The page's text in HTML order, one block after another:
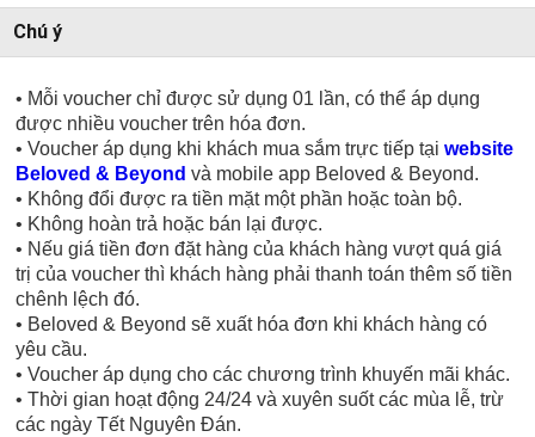
Chú ý
• Mỗi voucher chỉ được sử dụng 01 lần, có thể áp dụng
được nhiều voucher trên hóa đơn.
• Voucher áp dụng khi khách mua sắm trực tiếp tạiwebsite
Beloved & Beyond và mobile app Beloved & Beyond.
• Không đổi được ra tiền mặt một phần hoặc toàn bộ.
• Không hoàn trả hoặc bán lại được.
• Nếu giá tiền đơn đặt hàng của khách hàng vượt quá giá
trị của voucher thì khách hàng phải thanh toán thêm số tiền
chênh lệch đó.
• Beloved & Beyond sẽ xuất hóa đơn khi khách hàng có
yêu cầu.
• Voucher áp dụng cho các chương trình khuyến mãi khác.
• Thời gian hoạt động 24/24 và xuyên suốt các mùa lễ, trừ
các ngày Tết Nguyên Đán.